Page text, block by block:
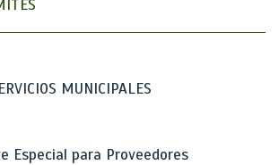
MUNICIPALES
Especial para Proveedores